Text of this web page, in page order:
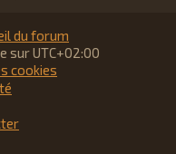
du forum
surUTC+02:00
cookies